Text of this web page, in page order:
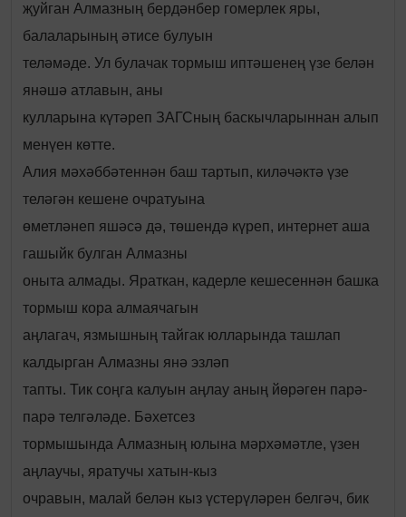
җуйган Алмазның бердәнбер гомерлек яры,
балаларының әтисе булуын
теләмәде. Ул булачак тормыш иптәшенең үзе белән
янәшә атлавын, аны
кулларына күтәреп ЗАГСның баскычларыннан алып
менүен көтте.
Алия мәхәббәтеннән баш тартып, киләчәктә үзе
теләгән кешене очратуына
өметләнеп яшәсә дә, төшендә күреп, интернет аша
гашыйк булган Алмазны
оныта алмады. Яраткан, кадерле кешесеннән башка
тормыш кора алмаячагын
аңлагач, язмышның тайгак юлларында ташлап
калдырган Алмазны янә эзләп
тапты. Тик соңга калуын аңлау аның йөрәген парә-
парә телгәләде. Бәхетсез
тормышында Алмазның юлына мәрхәмәтле, үзен
аңлаучы, яратучы хатын-кыз
очравын, малай белән кыз үстерүләрен белгәч, бик